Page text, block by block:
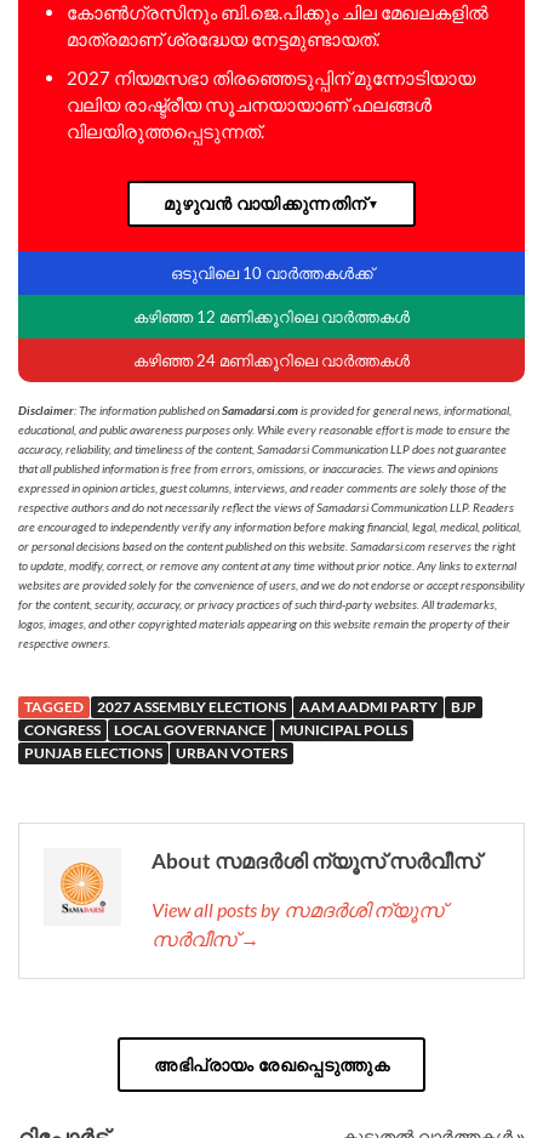
കോൺഗ്രസിനും ബി.ജെ.പിക്കും ചില മേഖലകളിൽ
മാത്രമാണ് ശ്രദ്ധേയ നേട്ടമുണ്ടായത്.
2027 നിയമസഭാ തിരഞ്ഞെടുപ്പിന് മുന്നോടിയായ
വലിയ രാഷ്ട്രീയ സൂചനയായാണ് ഫലങ്ങൾ
വിലയിരുത്തപ്പെടുന്നത്.
മുഴുവൻ വായിക്കുന്നതിന്▼
ഒടുവിലെ 10 വാർത്തകൾക്ക്
കഴിഞ്ഞ 12 മണിക്കൂറിലെ വാർത്തകൾ
കഴിഞ്ഞ 24 മണിക്കൂറിലെ വാർത്തകൾ
Disclaimer: The information published onSamadarsi.comis provided for general news, informational,
educational, and public awareness purposes only. While every reasonable effort is made to ensure the
accuracy, reliability, and timeliness of the content, Samadarsi Communication LLP does not guarantee
that all published information is free from errors, omissions, or inaccuracies. The views and opinions
expressed in opinion articles, guest columns, interviews, and reader comments are solely those of the
respective authors and do not necessarily reflect the views of Samadarsi Communication LLP. Readers
are encouraged to independently verify any information before making financial, legal, medical, political,
or personal decisions based on the content published on this website. Samadarsi.com reserves the right
to update, modify, correct, or remove any content at any time without prior notice. Any links to external
websites are provided solely for the convenience of users, and we do not endorse or accept responsibility
for the content, security, accuracy, or privacy practices of such third-party websites. All trademarks,
logos, images, and other copyrighted materials appearing on this website remain the property of their
respective owners.
TAGGED 2027 ASSEMBLY ELECTIONS AAM AADMI PARTY
BJP
CONGRESS
LOCAL GOVERNANCE
MUNICIPAL POLLS
PUNJAB ELECTIONS
URBAN VOTERS
About സമദർശി ന്യൂസ് സർവീസ്
View all posts by സമദർശി ന്യൂസ്
സർവീസ് →
അഭിപ്രായം രേഖപ്പെടുത്തുക